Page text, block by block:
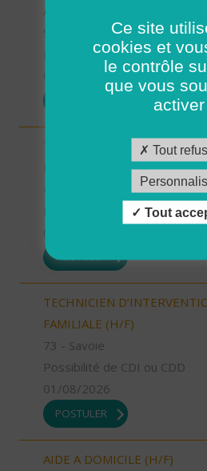
AIDE SOIGNANT (H/F)
91 - Essonne
Possibilité de CDI ou CDD
01/08/2026
TECHNICIEN
FAMILIALE (H/F)
Possibilité de CDI ou CDD
POSTULER
TECHNICIEN
FAMILIALE (H/F)
73 - Savoie
Possibilité de CDI ou CDD
01/08/2026
POSTULER
AIDE A DOMICILE (H/F)
Ce site
cookies et
le contrôle
que vous
activer
Tout
Tout